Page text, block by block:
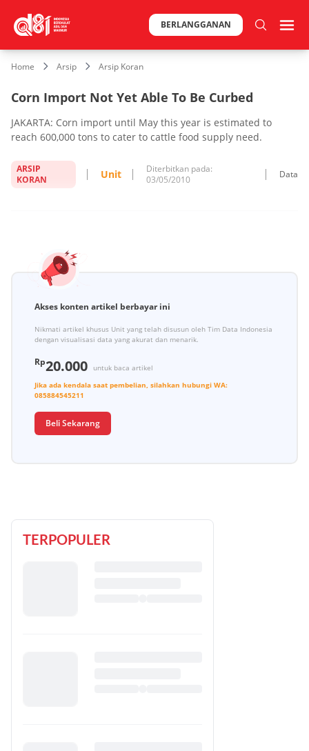
BERLANGGANAN
Home Arsip Arsip Koran
Corn Import Not Yet Able To Be Curbed
JAKARTA: Corn import until May this year is estimated to
reach 600,000 tons to cater to cattle food supply need.
ARSIP
KORAN
Unit
Diterbitkan pada:
03/05/2010
Data
Akses konten artikel berbayar ini
Nikmati artikel khusus Unit yang telah disusun oleh Tim Data Indonesia
dengan visualisasi data yang akurat dan menarik.
Rp20.000
untuk baca artikel
Jika ada kendala saat pembelian, silahkan hubungi WA:
085884545211
Beli Sekarang
TERPOPULER